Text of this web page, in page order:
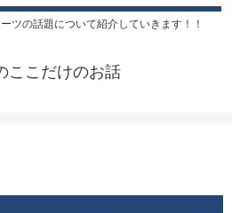
ツの話題について紹介していきます！！
ここだけのお話